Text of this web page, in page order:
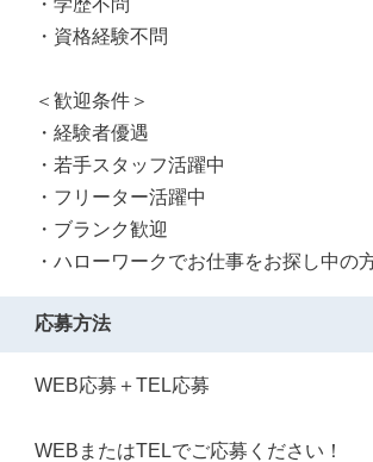
・資格経験不問
＜歓迎条件＞
・経験者優遇
・若手スタッフ活躍中
・フリーター活躍中
・ブランク歓迎
・ハローワークでお仕事をお探し中の
応募方法
WEB応募＋TEL応募
WEBまたはTELでご応募ください！